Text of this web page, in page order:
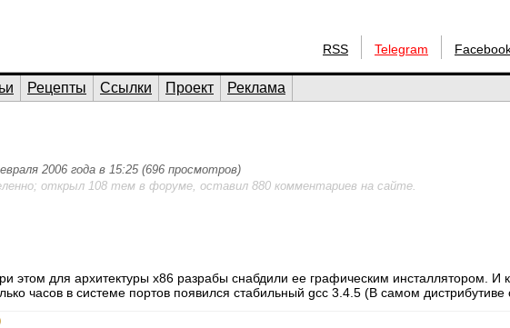
RSS Telegram
Рецепты Ссылки Проект Реклама
2006 года в 15:25 (696 просмотров)
открыл 108 тем в форуме, оставил 880 комментариев на сайте.
этом для архитектуры x86 разрабы снабдили ее графическим инсталлятором. И
часов в системе портов появился стабильный gcc 3.4.5 (В самом